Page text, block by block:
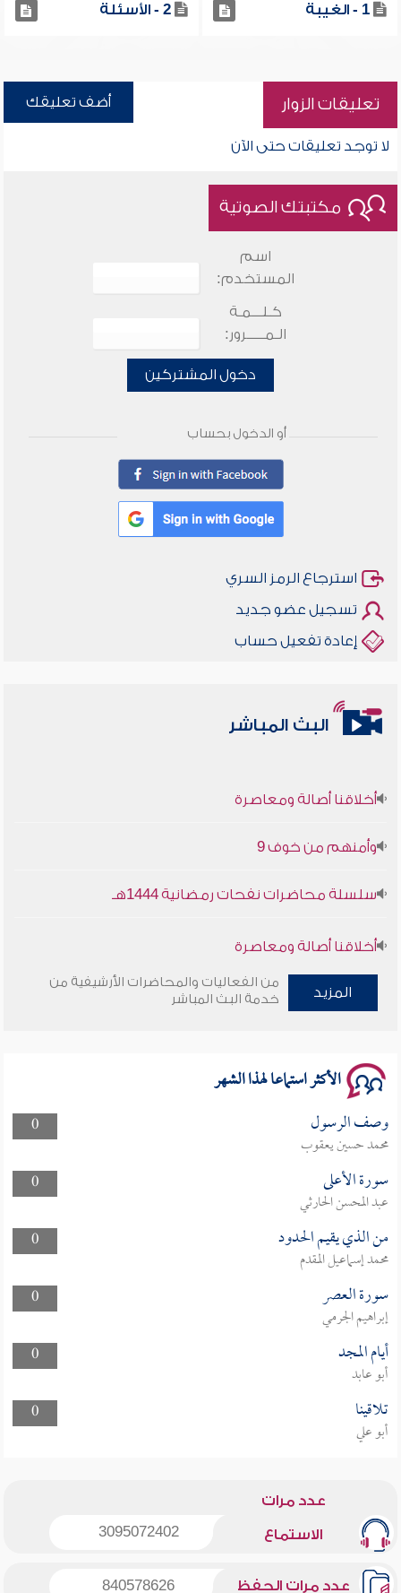
1 - الغيبة 2 - الأسئلة
تعليقات الزوار أضف تعليقك
لا توجد تعليقات حتى الآن
مكتبتك الصوتية
اسم
المستخدم:
كـلـــمـة
الـمـــــرور:
دخول المشتركين
أو الدخول بحساب
استرجاع الرمز السري
تسجيل عضو جديد
إعادة تفعيل حساب
البث المباشر
أخلاقنا أصالة ومعاصرة
وأمنهم من خوف 9
سلسلة محاضرات نفحات رمضانية 1444هـ
أخلاقنا أصالة ومعاصرة
وأمنهم من خوف 9
المزيد
من الفعاليات والمحاضرات الأرشيفية من
خدمة البث المباشر
الأكثر استماعا لهذا الشهر
0 وصف الرسول
محمد حسين يعقوب
0
سورة الأعلى
عبد المحسن الحارثي
0
من الذي يقيم الحدود
محمد إسماعيل المقدم
0
سورة العصر
إبراهيم الجرمي
0
أيام المجد
أبو عابد
0
تلاقينا
أبو علي
عدد مرات
الاستماع 3095072402
عدد مرات الحفظ 840578626